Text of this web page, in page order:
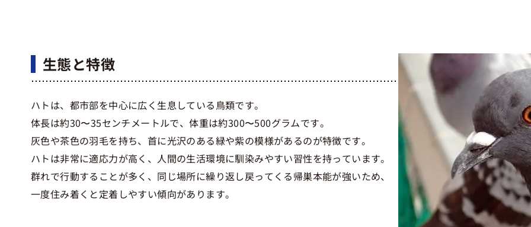
生態と特徴
ハトは、都市部を中心に広く生息している鳥類です。
体長は約30〜35センチメートルで、体重は約300〜500グラムです。
灰色や茶色の羽毛を持ち、首に光沢のある緑や紫の模様があるのが特徴です。
ハトは非常に適応力が高く、人間の生活環境に馴染みやすい習性を持っています。
群れで行動することが多く、同じ場所に繰り返し戻ってくる帰巣本能が強いため、
一度住み着くと定着しやすい傾向があります。